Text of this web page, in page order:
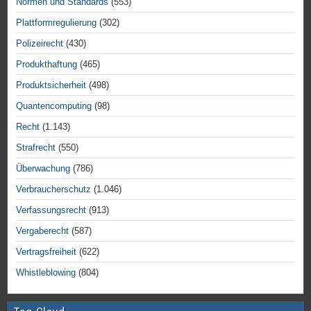
Plattformregulierung (302)
Polizeirecht (430)
Produkthaftung (465)
Produktsicherheit (498)
Quantencomputing (98)
Recht (1.143)
Strafrecht (550)
Überwachung (786)
Verbraucherschutz (1.046)
Verfassungsrecht (913)
Vergaberecht (587)
Vertragsfreiheit (622)
Whistleblowing (804)